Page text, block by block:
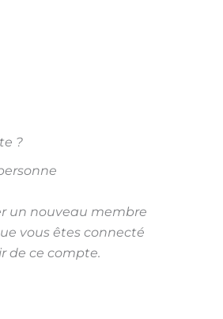
?
un nouveau membre
vous êtes connecté
de ce compte.